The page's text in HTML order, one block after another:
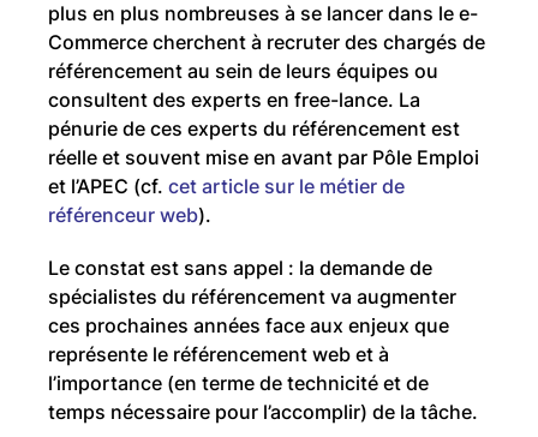
plus en plus nombreuses à se lancer dans le e-
Commerce cherchent à recruter des chargés de
référencement au sein de leurs équipes ou
consultent des experts en free-lance. La
pénurie de ces experts du référencement est
réelle et souvent mise en avant par Pôle Emploi
et l’APEC (cf. cet article sur le métier de
référenceur web).
Le constat est sans appel : la demande de
spécialistes du référencement va augmenter
ces prochaines années face aux enjeux que
représente le référencement web et à
l’importance (en terme de technicité et de
temps nécessaire pour l’accomplir) de la tâche.